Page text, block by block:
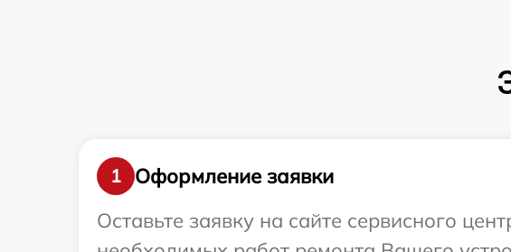
1
Оформление заявки
Оставьте заявку на сайте сервисного